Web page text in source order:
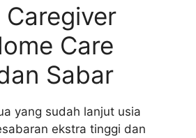
Caregiver
Care
Sabar
yang sudah lanjut usia
ekstra tinggi dan